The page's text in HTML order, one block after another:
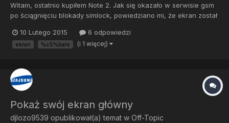
Witam, ostatnio kupiłem Note 2. Jak się okazało w serwisie gsm
po ściągnięciu blokady simlock, powiedziano mi, że ekran został
luźna i pod wpływem dociskania troszkę się rusza. Koleś,
powiedział mi, że tego nie da się naprawić i żeby nie...
10 Lutego 2015 6 odpowiedzi
ekran %c5%bale (i 1 więcej)
Pokaż swój ekran główny
djlozo9539 opublikował(a) temat w Off-Topic